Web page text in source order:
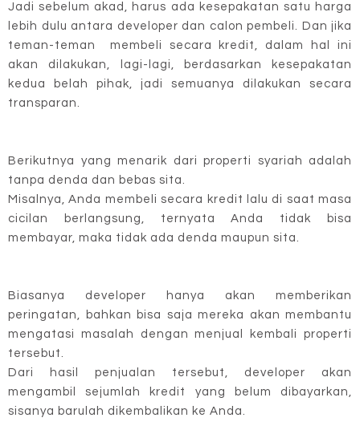
Jadi sebelum akad, harus ada kesepakatan satu harga
lebih dulu antara developer dan calon pembeli. Dan jika
teman-teman membeli secara kredit, dalam hal ini
akan dilakukan, lagi-lagi, berdasarkan kesepakatan
kedua belah pihak, jadi semuanya dilakukan secara
transparan.
Berikutnya yang menarik dari properti syariah adalah
tanpa denda dan bebas sita.
Misalnya, Anda membeli secara kredit lalu di saat masa
cicilan berlangsung, ternyata Anda tidak bisa
membayar, maka tidak ada denda maupun sita.
Biasanya developer hanya akan memberikan
peringatan, bahkan bisa saja mereka akan membantu
mengatasi masalah dengan menjual kembali properti
tersebut.
Dari hasil penjualan tersebut, developer akan
mengambil sejumlah kredit yang belum dibayarkan,
sisanya barulah dikembalikan ke Anda.